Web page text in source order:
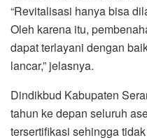
“Revitalisasi hanya bisa
Oleh karena itu,
dapat terlayani dengan
lancar,” jelasnya.
Dindikbud Kabupaten
tahun ke depan seluruh
tersertifikasi sehingga